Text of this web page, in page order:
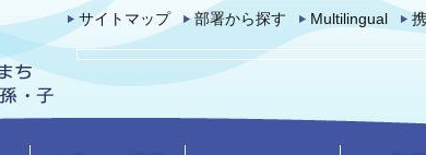
サイトマップ 部署から探す Multilingual